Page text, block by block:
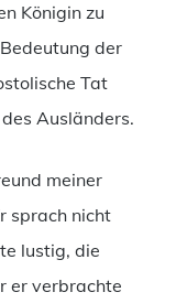
Königin zu
der
Tat
Ausländers.
meiner
sprach nicht
lustig, die
er verbrachte